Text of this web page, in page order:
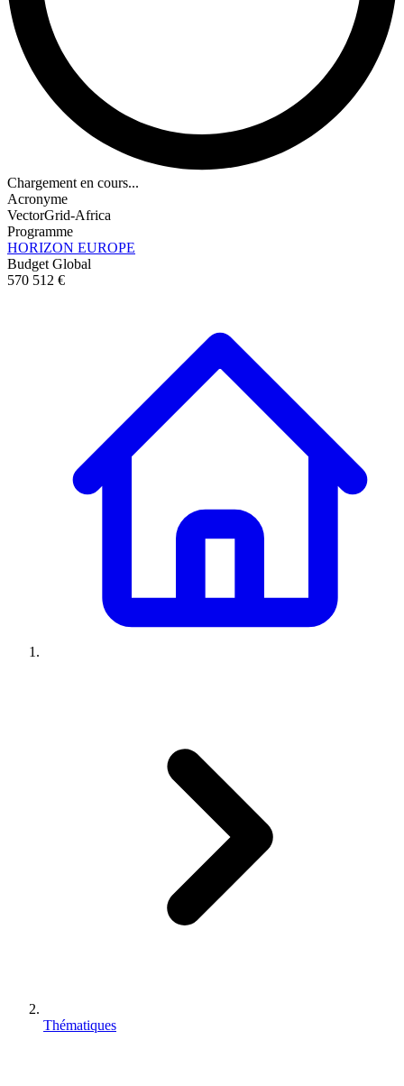
Chargement en cours...
Acronyme
VectorGrid-Africa
Programme
HORIZON EUROPE
Budget Global
570 512 €
Thématiques